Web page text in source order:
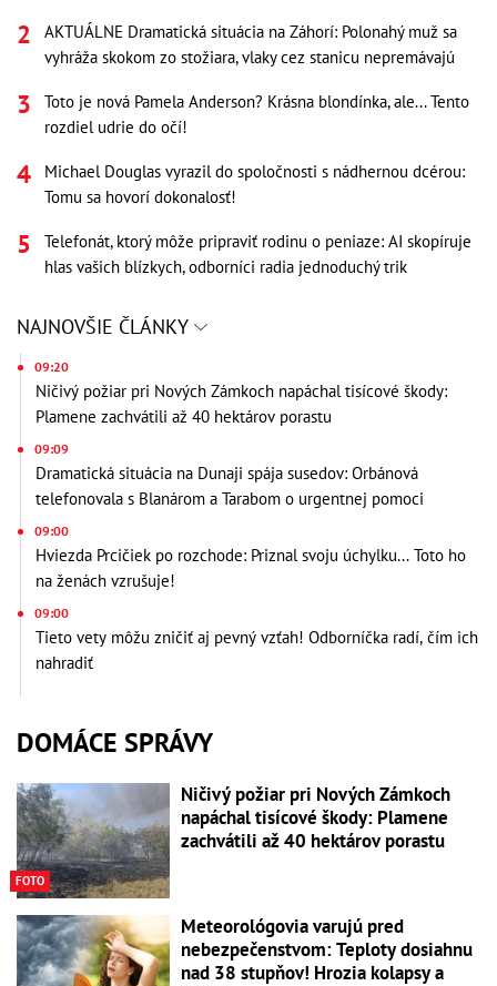
AKTUÁLNE Dramatická situácia na Záhorí: Polonahý muž sa
vyhráža skokom zo stožiara, vlaky cez stanicu nepremávajú
Toto je nová Pamela Anderson? Krásna blondínka, ale... Tento
rozdiel udrie do očí!
Michael Douglas vyrazil do spoločnosti s nádhernou dcérou:
Tomu sa hovorí dokonalosť!
Telefonát, ktorý môže pripraviť rodinu o peniaze: AI skopíruje
hlas vašich blízkych, odborníci radia jednoduchý trik
NAJNOVŠIE ČLÁNKY
09:20
Ničivý požiar pri Nových Zámkoch napáchal tisícové škody:
Plamene zachvátili až 40 hektárov porastu
09:09
Dramatická situácia na Dunaji spája susedov: Orbánová
telefonovala s Blanárom a Tarabom o urgentnej pomoci
09:00
Hviezda Prcičiek po rozchode: Priznal svoju úchylku... Toto ho
na ženách vzrušuje!
09:00
Tieto vety môžu zničiť aj pevný vzťah! Odborníčka radí, čím ich
nahradiť
DOMÁCE SPRÁVY
FOTO
Ničivý požiar pri Nových Zámkoch
napáchal tisícové škody: Plamene
zachvátili až 40 hektárov porastu
Meteorológovia varujú pred
nebezpečenstvom: Teploty dosiahnu
nad 38 stupňov! Hrozia kolapsy a